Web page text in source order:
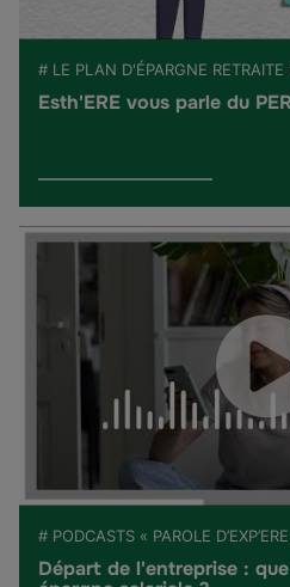
# LE PLAN D'ÉPARGNE RETRAITE
Esth'ERE vous parle du
# PODCASTS « PAROLE
Départ de l'entreprise :